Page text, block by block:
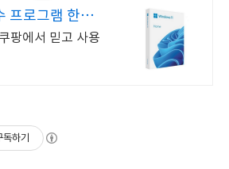
프로그램 한번
팡에서 믿고 사용
독하기